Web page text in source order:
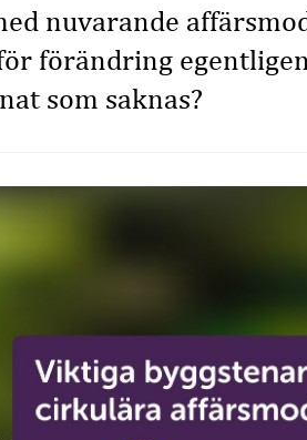
nuvarande
förändring
som saknas?